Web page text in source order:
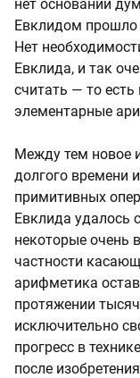
нет оснований
Евклидом прошло
Нет
Евклида, и так
считать — то
элементарные
Между тем новое
долгого времени
примитивных
Евклида удалось
некоторые очень
частности
арифметика
протяжении
исключительно
прогресс в
после